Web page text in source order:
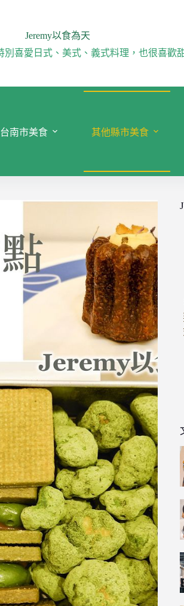
Jeremy以食為天
喜愛日式、美式、義式料理，也很喜歡
台南市美食 其他縣市美食